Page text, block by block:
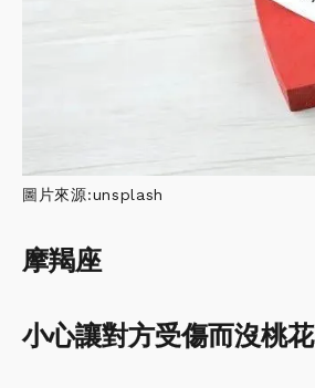
圖片來源:unsplash
摩羯座
小心讓對方受傷而沒桃花